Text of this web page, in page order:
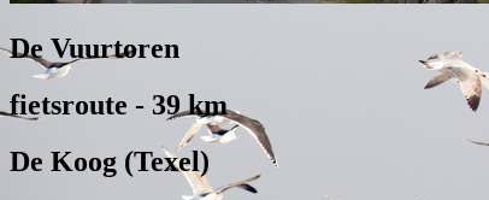
De Vuurtoren
fietsroute - 39 km
De Koog (Texel)